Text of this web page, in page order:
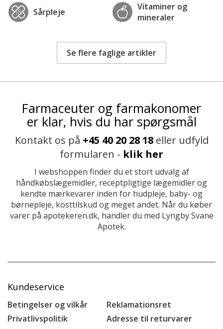
Sårpleje
Vitaminer og
mineraler
Se flere faglige artikler
Farmaceuter og farmakonomer
er klar, hvis du har spørgsmål
Kontakt os på +45 40 20 28 18eller udfyld
formularen - klik her
I webshoppen finder du et stort udvalg af
håndkøbslægemidler, receptpligtige lægemidler og
kendte mærkevarer inden for hudpleje, baby- og
børnepleje, kosttilskud og meget andet. Når du køber
varer på apotekeren.dk, handler du med Lyngby Svane
Apotek.
Kundeservice
Betingelser og vilkår
Privatlivspolitik
Reklamationsret
Adresse til returvarer